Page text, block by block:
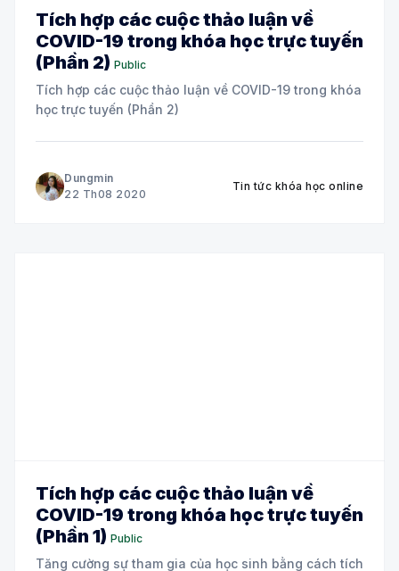
Tích hợp các cuộc thảo luận về
COVID-19 trong khóa học trực tuyến
(Phần 2) Public
Tích hợp các cuộc thảo luận về COVID-19 trong khóa
học trực tuyến (Phần 2)
Dungmin
22 Th08 2020
Tin tức khóa học online
Tích hợp các cuộc thảo luận về
COVID-19 trong khóa học trực tuyến
(Phần 1) Public
Tăng cường sự tham gia của học sinh bằng cách tích